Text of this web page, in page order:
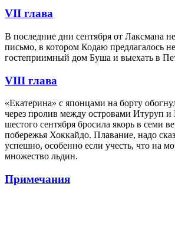
VII глава
В последние дни сентября от Лаксмана
письмо, в котором Кодаю предлагалось
гостеприимный дом Буша и выехать в
VIII глава
«Екатерина» с японцами на борту
через пролив между островами Итуруп
шестого сентября бросила якорь в семи
побережья Хоккайдо. Плавание, надо
успешно, особенно если учесть, что на
множество льдин.
Примечания